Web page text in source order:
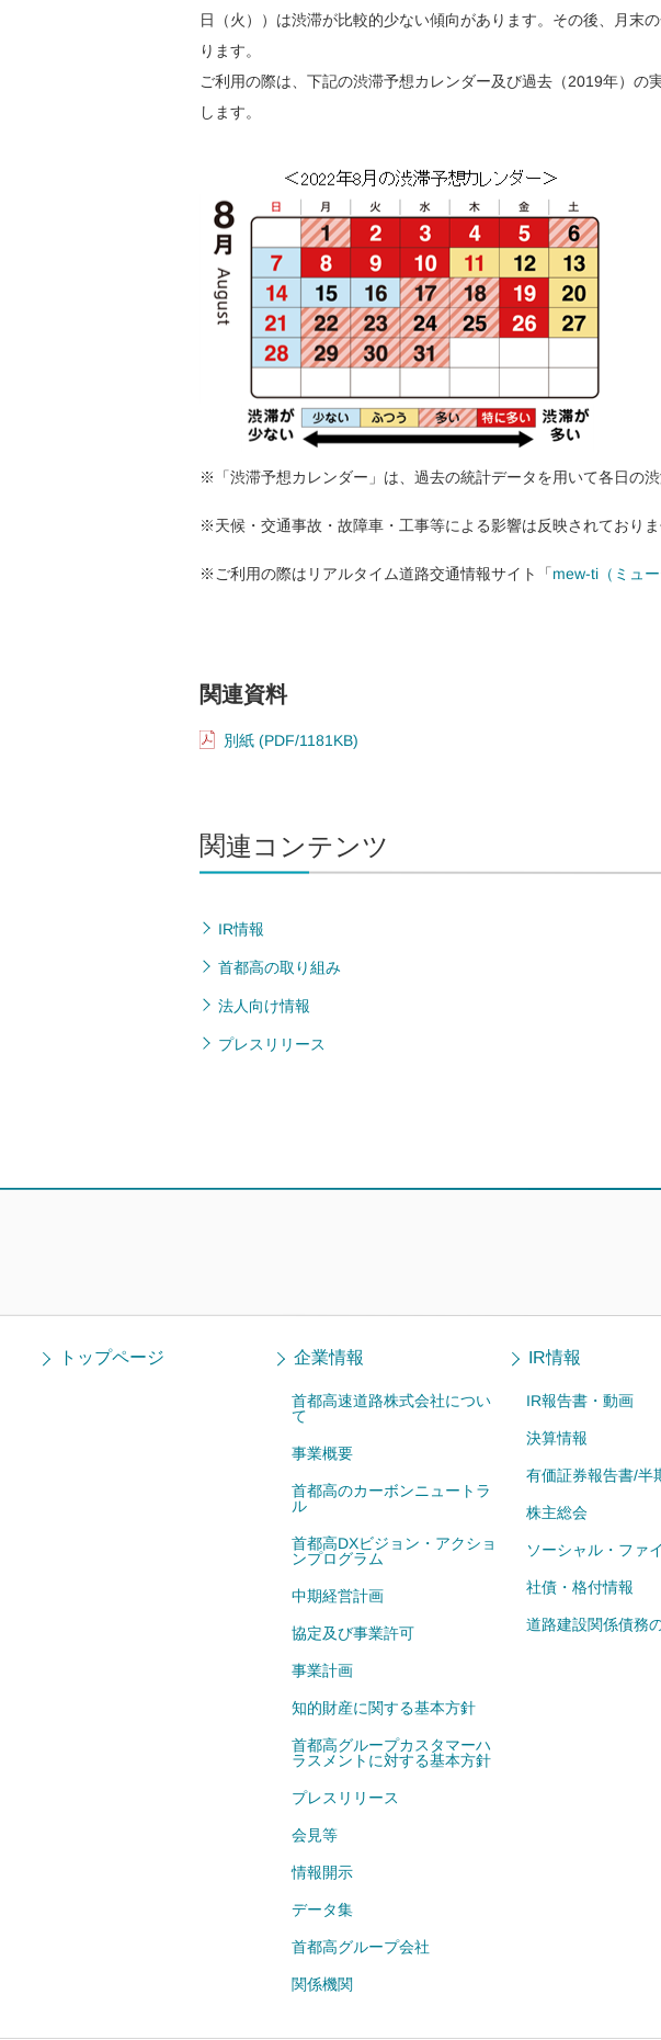
日（火））は渋滞が比較的少ない傾向があります。その後、月末
ります。
ご利用の際は、下記の渋滞予想カレンダー及び過去（2019年）
します。
※「渋滞予想カレンダー」は、過去の統計データを用いて各日の渋
※天候・交通事故・故障車・工事等による影響は反映されておりま
※ご利用の際はリアルタイム道路交通情報サイト「mew-ti（ミュー
関連資料
別紙 (PDF/1181KB)
関連コンテンツ
IR情報
首都高の取り組み
法人向け情報
プレスリリース
トップページ 企業情報
首都高速道路株式会社につい
て
事業概要
首都高のカーボンニュートラ
ル
首都高DXビジョン・アクショ
ンプログラム
中期経営計画
協定及び事業許可
事業計画
知的財産に関する基本方針
首都高グループカスタマーハ
ラスメントに対する基本方針
プレスリリース
会見等
情報開示
データ集
首都高グループ会社
関係機関
IR情報
IR報告書・動画
決算情報
有価証券報告書/半
株主総会
ソーシャル・ファ
社債・格付情報
道路建設関係債務